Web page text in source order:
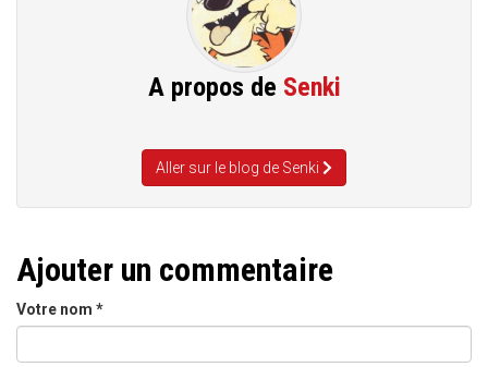
A propos de Senki
Aller sur le blog de Senki
Ajouter un commentaire
Votre nom *